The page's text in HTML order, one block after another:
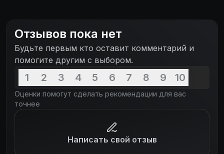
злодеев. Для этого нужно проникнуть в логово
Гундарса.
Отзывов пока нет
Будьте первым кто оставит комментарий и
помогите другим с выбором.
1 2 3 4 5 6 7 8 9 10
Оценки помогут сделать рекомендации для вас
точнее
Написать свой отзыв